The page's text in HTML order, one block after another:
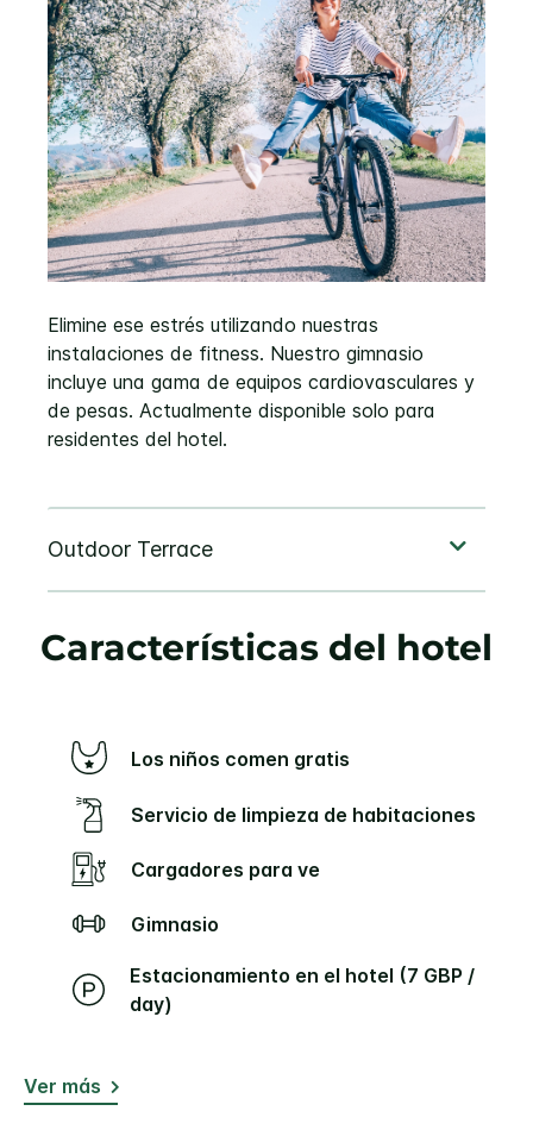
Elimine ese estrés utilizando nuestras
instalaciones de fitness. Nuestro gimnasio
incluye una gama de equipos cardiovasculares y
de pesas. Actualmente disponible solo para
residentes del hotel.
Características del hotel
Los niños comen gratis
Servicio de limpieza de habitaciones
Cargadores para ve
Gimnasio
Estacionamiento en el hotel (7 GBP /
day)
Ver más